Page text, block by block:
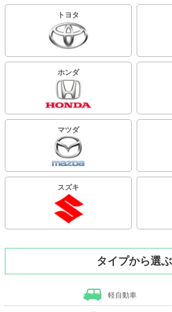
トヨタ
ホンダ
マツダ
スズキ
タイプから選ぶ
軽自動車